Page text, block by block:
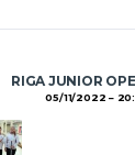
RIGA JUNIOR
05/11/2022